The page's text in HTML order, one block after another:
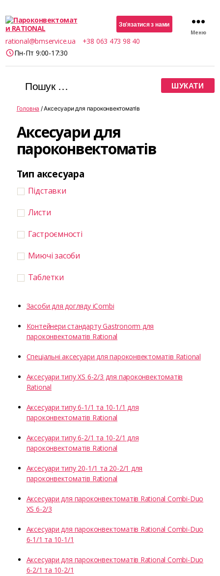
Пароконвектомати
RATIONAL
Зв’язатися з нами
rational@bmservice.ua
+38 063 473 98 40
Пн-Пт 9:00-17:30
Меню
Шукати:
Головна / Аксесуари для пароконвектоматів
Аксесуари для
пароконвектоматів
Тип аксесуара
Підставки
Листи
Гастроємності
Миючі засоби
Таблетки
Засоби для догляду iCombi
Контейнери стандарту Gastronorm для
пароконвектоматів Rational
Спеціальні аксесуари для пароконвектоматів Rational
Аксесуари типу XS 6-2/3 для пароконвектоматів
Rational
Аксесуари типу 6-1/1 та 10-1/1 для
пароконвектоматів Rational
Аксесуари типу 6-2/1 та 10-2/1 для
пароконвектоматів Rational
Аксесуари типу 20-1/1 та 20-2/1 для
пароконвектоматів Rational
Аксесуари для пароконвектоматів Rational Combi-Duo
XS 6-2/3
Аксесуари для пароконвектоматів Rational Combi-Duo
6-1/1 та 10-1/1
Аксесуари для пароконвектоматів Rational Combi-Duo
6-2/1 та 10-2/1